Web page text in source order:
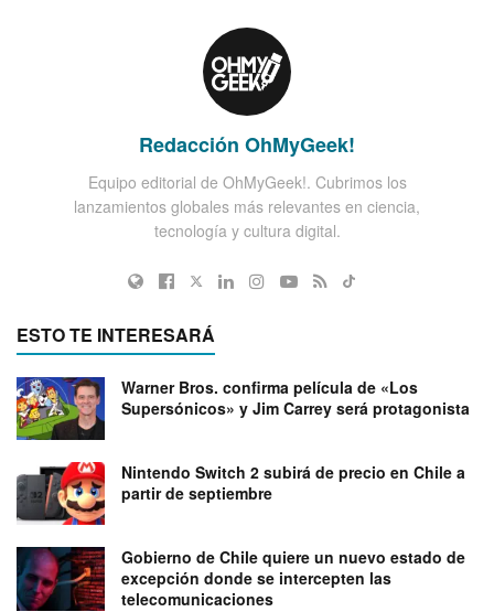
Redacción OhMyGeek!
Equipo editorial de OhMyGeek!. Cubrimos los
lanzamientos globales más relevantes en ciencia,
tecnología y cultura digital.
ESTO TE INTERESARÁ
Warner Bros. confirma película de «Los
Supersónicos» y Jim Carrey será protagonista
Nintendo Switch 2 subirá de precio en Chile a
partir de septiembre
Gobierno de Chile quiere un nuevo estado de
excepción donde se intercepten las
telecomunicaciones